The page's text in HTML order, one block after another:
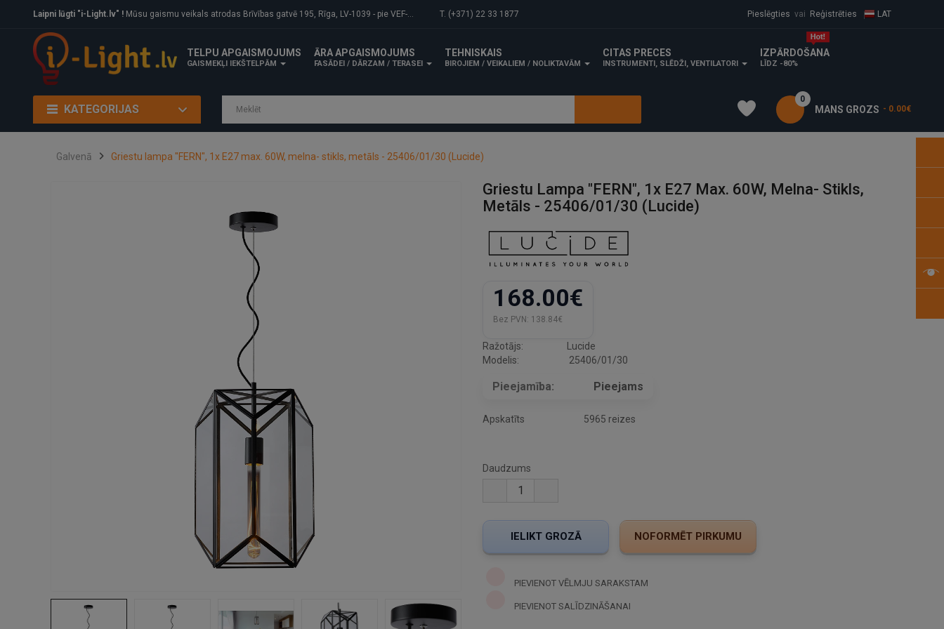
Laipni lūgti "i-Light.lv" ! Mūsu gaismu veikals atrodas Brīvības gatvē 195, Rīga, LV-1039 - pie VEF-Gaisa tilta. T. (+371) 22 33 1877 Pieslēgties vai Reģistrēties LAT
TELPU APGAISMOJUMS
GAISMEKĻI IEKŠTELPĀM
ĀRA APGAISMOJUMS
FASĀDEI / DĀRZAM / TERASEI
TEHNISKAIS
BIROJIEM / VEIKALIEM / NOLIKTAVĀM
CITAS PRECES
INSTRUMENTI, SLĒDŽI, VENTILATORI
IZPĀRDOŠANA
LĪDZ -80%
KATEGORIJAS MANS GROZS
0
- 0.00€
Galvenā Griestu lampa "FERN", 1x E27 max. 60W, melna- stikls, metāls - 25406/01/30 (Lucide)
Griestu Lampa "FERN", 1x E27 Max. 60W, Melna- Stikls,
Metāls - 25406/01/30 (Lucide)
168.00€
Bez PVN: 138.84€
Ražotājs:
Lucide
Modelis:
25406/01/30
Pieejamība: Pieejams
Apskatīts 5965 reizes
Daudzums
PIEVIENOT VĒLMJU SARAKSTAM
PIEVIENOT SALĪDZINĀŠANAI